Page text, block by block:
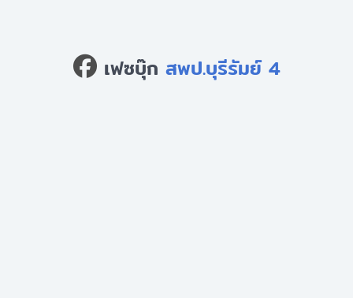
เฟซบุ๊ก สพป.บุรีรัมย์ 4